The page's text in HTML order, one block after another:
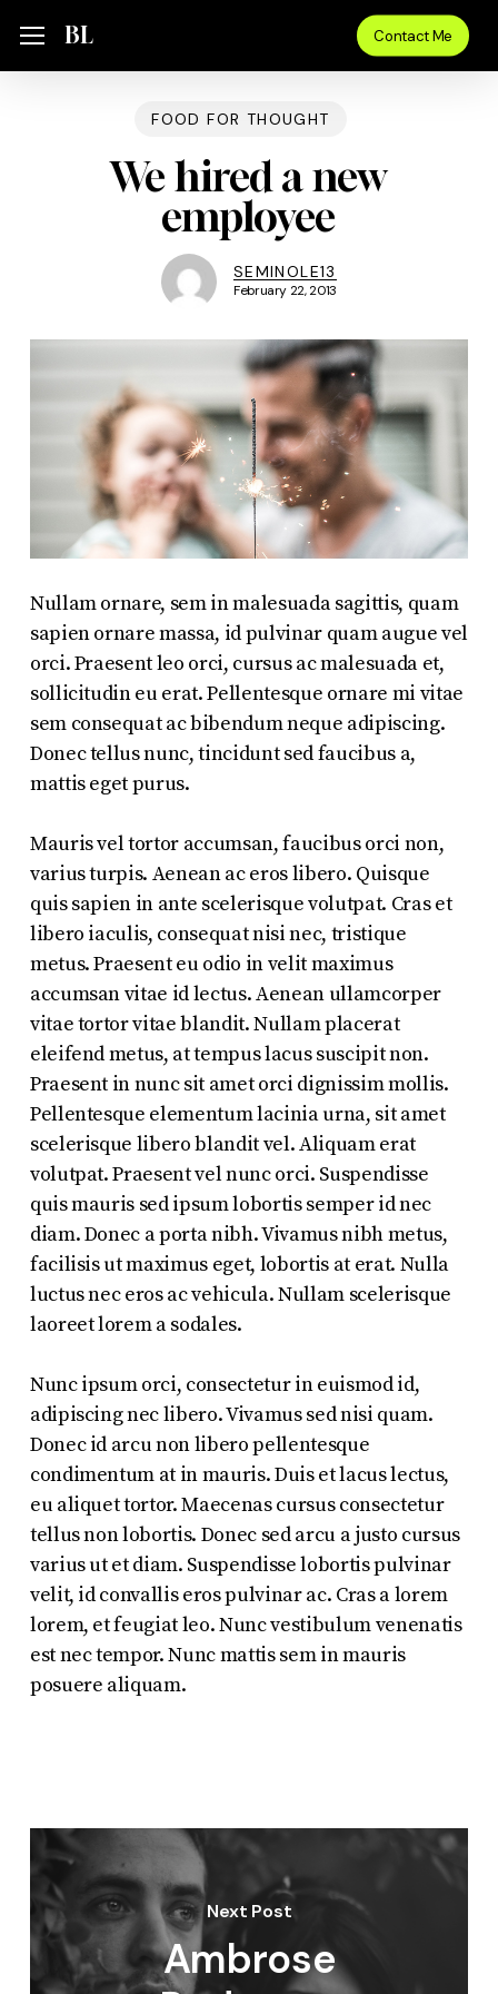
MenuBL Contact Me
FOOD FOR THOUGHT
We hired a new
employee
SEMINOLE13
February 22, 2013
Nullam ornare, sem in malesuada sagittis, quam
sapien ornare massa, id pulvinar quam augue vel
orci. Praesent leo orci, cursus ac malesuada et,
sollicitudin eu erat. Pellentesque ornare mi vitae
sem consequat ac bibendum neque adipiscing.
Donec tellus nunc, tincidunt sed faucibus a,
mattis eget purus.
Mauris vel tortor accumsan, faucibus orci non,
varius turpis. Aenean ac eros libero. Quisque
quis sapien in ante scelerisque volutpat. Cras et
libero iaculis, consequat nisi nec, tristique
metus. Praesent eu odio in velit maximus
accumsan vitae id lectus. Aenean ullamcorper
vitae tortor vitae blandit. Nullam placerat
eleifend metus, at tempus lacus suscipit non.
Praesent in nunc sit amet orci dignissim mollis.
Pellentesque elementum lacinia urna, sit amet
scelerisque libero blandit vel. Aliquam erat
volutpat. Praesent vel nunc orci. Suspendisse
quis mauris sed ipsum lobortis semper id nec
diam. Donec a porta nibh. Vivamus nibh metus,
facilisis ut maximus eget, lobortis at erat. Nulla
luctus nec eros ac vehicula. Nullam scelerisque
laoreet lorem a sodales.
Nunc ipsum orci, consectetur in euismod id,
adipiscing nec libero. Vivamus sed nisi quam.
Donec id arcu non libero pellentesque
condimentum at in mauris. Duis et lacus lectus,
eu aliquet tortor. Maecenas cursus consectetur
tellus non lobortis. Donec sed arcu a justo cursus
varius ut et diam. Suspendisse lobortis pulvinar
velit, id convallis eros pulvinar ac. Cras a lorem
lorem, et feugiat leo. Nunc vestibulum venenatis
est nec tempor. Nunc mattis sem in mauris
posuere aliquam.
Next Post
Ambrose